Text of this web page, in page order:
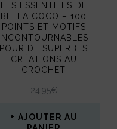
LES ESSENTIELS DE
BELLA COCO – 100
POINTS ET MOTIFS
INCONTOURNABLES
POUR DE SUPERBES
CRÉATIONS AU
CROCHET
24,95€
AJOUTER AU